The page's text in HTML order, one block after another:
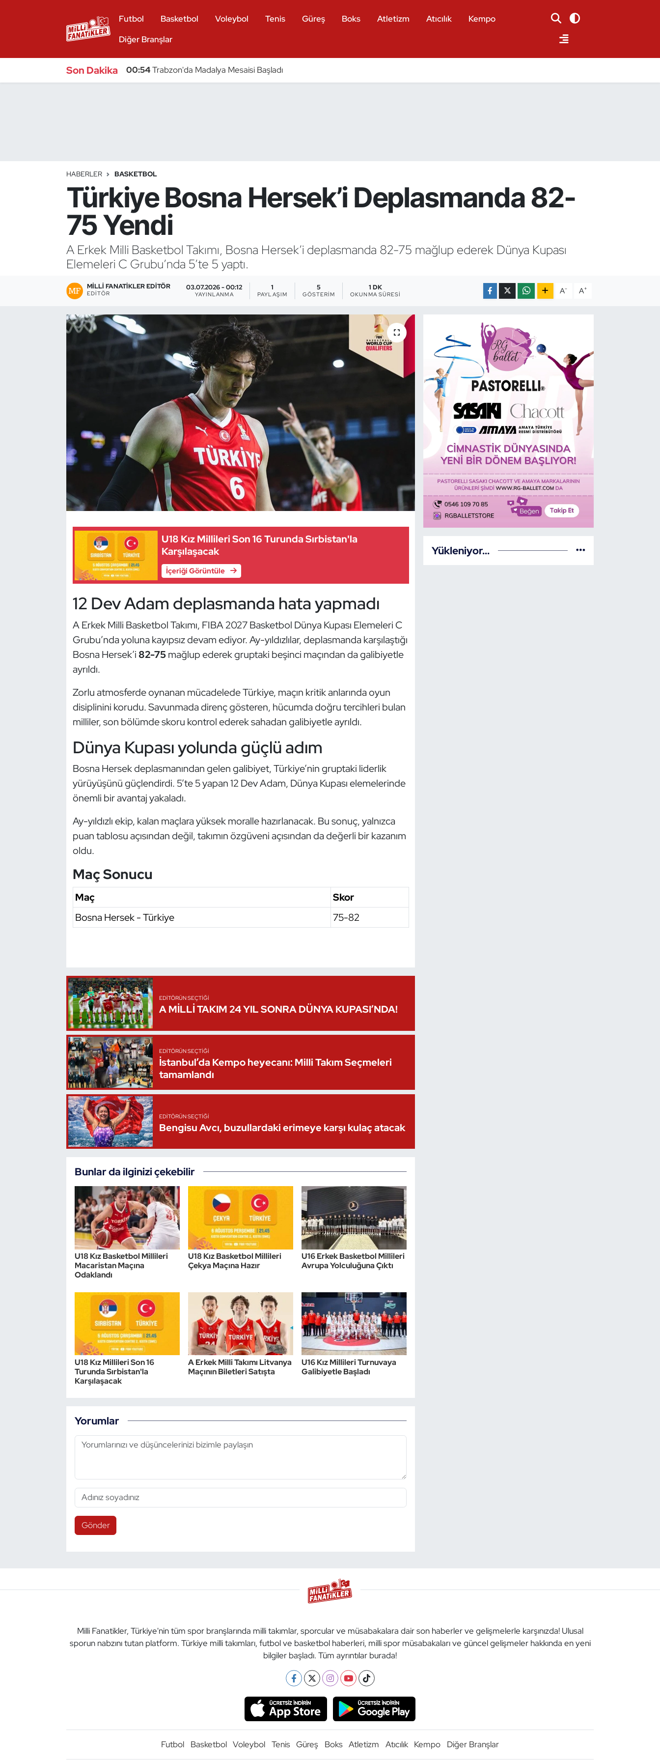
Futbol Basketbol Voleybol Tenis Güreş Boks Atletizm Atıcılık
Kempo
Diğer Branşlar
Son Dakika 00:54Trabzon'da Madalya Mesaisi Başladı
HABERLER BASKETBOL
Türkiye Bosna Hersek’i Deplasmanda 82-
75 Yendi
A Erkek Milli Basketbol Takımı, Bosna Hersek’i deplasmanda 82-75 mağlup ederek Dünya Kupası
Elemeleri C Grubu’nda 5’te 5 yaptı.
MILLI FANATIKLER EDITÖR
EDITÖR
03.07.2026 - 00:12
YAYINLANMA
1
PAYLAŞIM
5
GÖSTERIM
1 DK
OKUNMA SÜRESI A- A+
U18 Kız Millileri Son 16 Turunda Sırbistan'la
Karşılaşacak
İçeriği Görüntüle
12 Dev Adam deplasmanda hata yapmadı
A Erkek Milli Basketbol Takımı, FIBA 2027 Basketbol Dünya Kupası Elemeleri C
Grubu’nda yoluna kayıpsız devam ediyor. Ay-yıldızlılar, deplasmanda karşılaştığı
Bosna Hersek’i 82-75mağlup ederek gruptaki beşinci maçından da galibiyetle
ayrıldı.
Zorlu atmosferde oynanan mücadelede Türkiye, maçın kritik anlarında oyun
disiplinini korudu. Savunmada direnç gösteren, hücumda doğru tercihleri bulan
milliler, son bölümde skoru kontrol ederek sahadan galibiyetle ayrıldı.
Dünya Kupası yolunda güçlü adım
Bosna Hersek deplasmanından gelen galibiyet, Türkiye’nin gruptaki liderlik
yürüyüşünü güçlendirdi. 5’te 5 yapan 12 Dev Adam, Dünya Kupası elemelerinde
önemli bir avantaj yakaladı.
Ay-yıldızlı ekip, kalan maçlara yüksek moralle hazırlanacak. Bu sonuç, yalnızca
puan tablosu açısından değil, takımın özgüveni açısından da değerli bir kazanım
oldu.
Maç Sonucu
Maç
Skor
Bosna Hersek - Türkiye
75-82
EDITÖRÜN SEÇTIĞI
A MİLLİ TAKIM 24 YIL SONRA DÜNYA KUPASI’NDA!
EDITÖRÜN SEÇTIĞI
İstanbul’da Kempo heyecanı: Milli Takım Seçmeleri
tamamlandı
EDITÖRÜN SEÇTIĞI
Bengisu Avcı, buzullardaki erimeye karşı kulaç atacak
Bunlar da ilginizi çekebilir
U18 Kız Basketbol Millileri
Macaristan Maçına
Odaklandı
U18 Kız Basketbol Millileri
Çekya Maçına Hazır
U16 Erkek Basketbol Millileri
Avrupa Yolculuğuna Çıktı
U18 Kız Millileri Son 16
Turunda Sırbistan'la
Karşılaşacak
A Erkek Milli Takımı Litvanya
Maçının Biletleri Satışta
U16 Kız Millileri Turnuvaya
Galibiyetle Başladı
Yorumlar
Gönder
Yükleniyor...
Milli Fanatikler, Türkiye'nin tüm spor branşlarında milli takımlar, sporcular ve müsabakalara dair son haberler ve gelişmelerle karşınızda! Ulusal
sporun nabzını tutan platform. Türkiye milli takımları, futbol ve basketbol haberleri, milli spor müsabakaları ve güncel gelişmeler hakkında en yeni
bilgiler başladı. Tüm ayrıntılar burada!
Futbol Basketbol Voleybol Tenis Güreş Boks Atletizm Atıcılık Kempo Diğer Branşlar
Bocce Bowling Dart
Buz Hokeyi
Dans Sporları
Hava Sporları
İşitme Engelli Sporcular
Judo ve Kuraş
Modern Pentatlon
Motor Sporları
Oryantiring
Özel Sporcular
Sualtı Sporları
Wushu Kungfu